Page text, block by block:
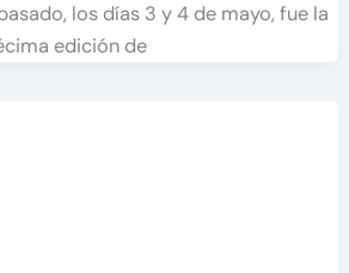
los días 3 y 4 de mayo, fue la
edición de